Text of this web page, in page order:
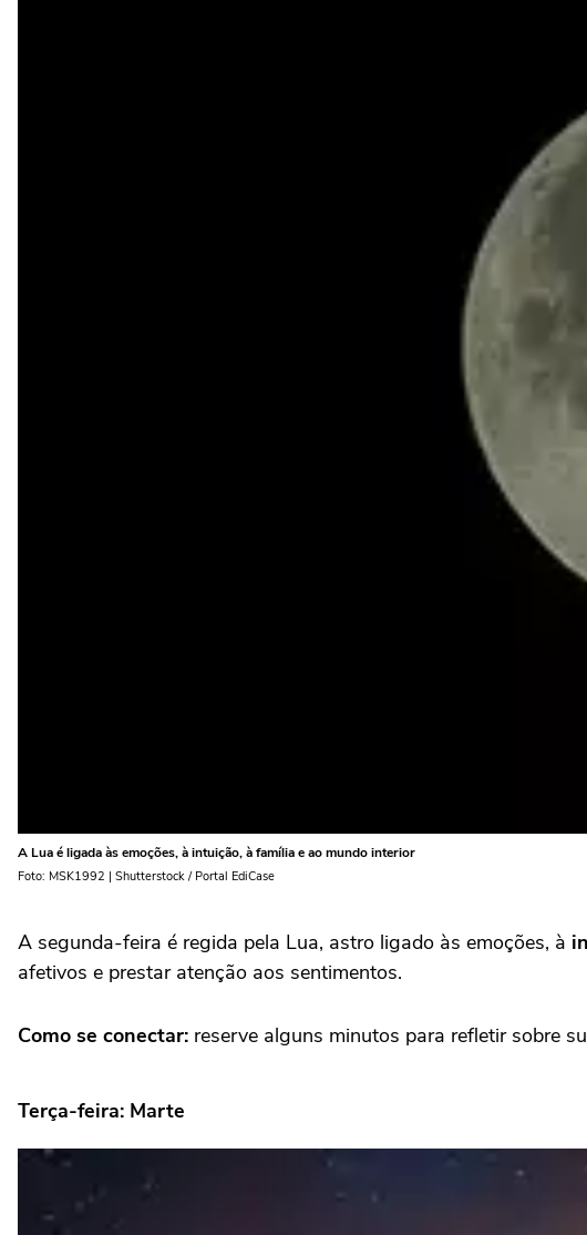
A Lua é ligada às emoções, à intuição, à família e ao mundo interior
Foto: MSK1992 | Shutterstock / Portal EdiCase
A segunda-feira é regida pela Lua, astro ligado às emoções, à
afetivos e prestar atenção aos sentimentos.
Como se conectar: reserve alguns minutos para refletir sobre
Terça-feira: Marte